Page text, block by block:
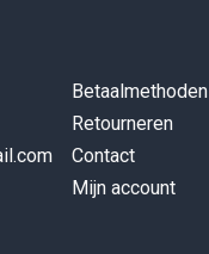
Betaalmethoden
Retourneren
Contact
Mijn account